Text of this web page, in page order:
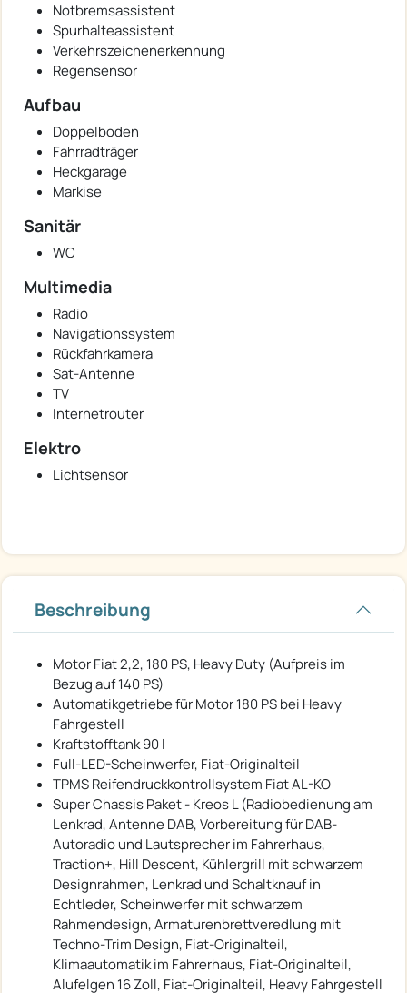
Notbremsassistent
Spurhalteassistent
Verkehrszeichenerkennung
Regensensor
Aufbau
Doppelboden
Fahrradträger
Heckgarage
Markise
Sanitär
WC
Multimedia
Radio
Navigationssystem
Rückfahrkamera
Sat-Antenne
TV
Internetrouter
Elektro
Lichtsensor
Beschreibung
Motor Fiat 2,2, 180 PS, Heavy Duty (Aufpreis im
Bezug auf 140 PS)
Automatikgetriebe für Motor 180 PS bei Heavy
Fahrgestell
Kraftstofftank 90 l
Full-LED-Scheinwerfer, Fiat-Originalteil
TPMS Reifendruckkontrollsystem Fiat AL-KO
Super Chassis Paket - Kreos L (Radiobedienung am
Lenkrad, Antenne DAB, Vorbereitung für DAB-
Autoradio und Lautsprecher im Fahrerhaus,
Traction+, Hill Descent, Kühlergrill mit schwarzem
Designrahmen, Lenkrad und Schaltknauf in
Echtleder, Scheinwerfer mit schwarzem
Rahmendesign, Armaturenbrettveredlung mit
Techno-Trim Design, Fiat-Originalteil,
Klimaautomatik im Fahrerhaus, Fiat-Originalteil,
Alufelgen 16 Zoll, Fiat-Originalteil, Heavy Fahrgestell